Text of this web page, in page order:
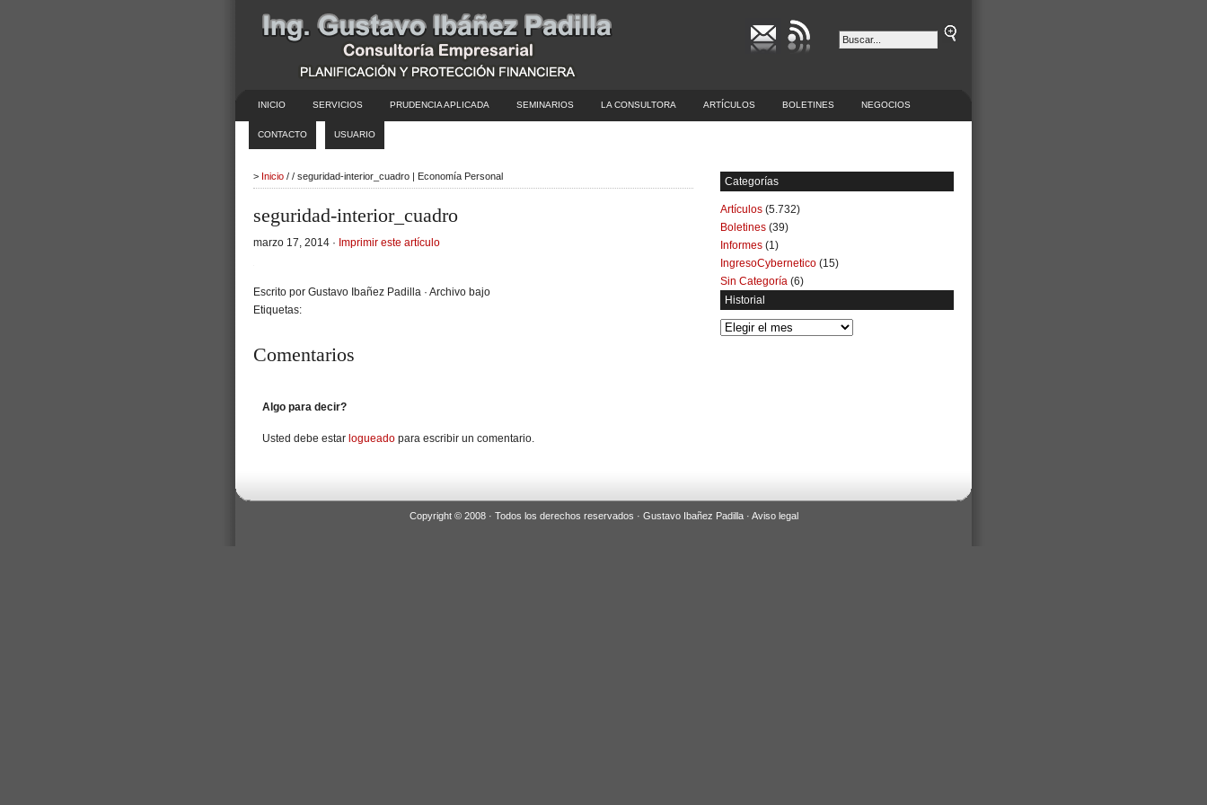
INICIO SERVICIOS PRUDENCIA APLICADA SEMINARIOS LA CONSULTORA ARTÍCULOS BOLETINES NEGOCIOS
CONTACTO USUARIO
> Inicio / / seguridad-interior_cuadro | Economía Personal
seguridad-interior_cuadro
marzo 17, 2014 · Imprimir este artículo
Escrito por Gustavo Ibañez Padilla · Archivo bajo
Etiquetas:
Comentarios
Algo para decir?
Usted debe estar logueado para escribir un comentario.
Categorías
Artículos (5.732)
Boletines (39)
Informes (1)
IngresoCybernetico (15)
Sin Categoría (6)
Historial
Historial
Copyright © 2008 · Todos los derechos reservados · Gustavo Ibañez Padilla · Aviso legal